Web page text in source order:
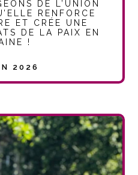
DE L’UNION
RENFORCE
ET CRÉE UNE
DE LA PAIX EN
!
2026